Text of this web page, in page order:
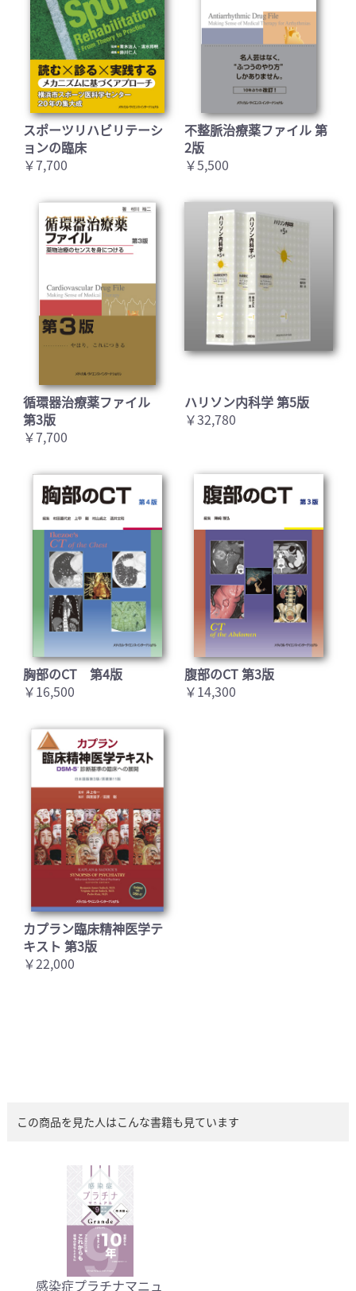
スポーツリハビリテーシ
ョンの臨床
￥7,700
不整脈治療薬ファイル 第
2版
￥5,500
循環器治療薬ファイル
第3版
￥7,700
ハリソン内科学 第5版
￥32,780
胸部のCT 第4版
￥16,500
腹部のCT 第3版
￥14,300
カプラン臨床精神医学テ
キスト 第3版
￥22,000
この商品を見た人はこんな書籍も見ています
感染症プラチナマニュ